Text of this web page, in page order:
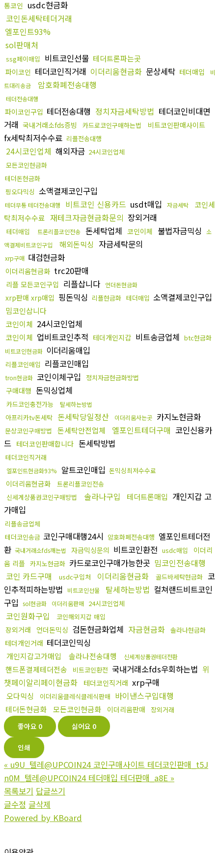
통코인 usdc현금화
코인돈세탁테더거래
엘포인트93%
sol판매처
ssg페이매입 비트코인선물 테더트론파는곳
파이코인 테더코인직거래 이더리움현금화 문상세탁 테더매입
비
트대리송금
암호화폐전송대행
테더전송대행
파이코인구입 테더전송대행 정치자금세탁방법 테더코인비대면
거래 국내거래소fds증빙 카드로코인구매하는법 비트코인판매사이트
fx세탁최저수수료 리플전송대행
24시코인업체 해외자금 24시코인업체
모든코인현금화
테더돈현금화
핑오다믹싱 소액결제코인구입
테더무통 테더전송대행 비트코인 신용카드 usdt매입 자금세탁
코인세
탁최저수수료 재테크자금현금화문의 장외거래
테더매입 트론리플코인전송 돈세탁업체 코인이체 불법자금믹싱
소
액결제비트코인구입
해외돈믹싱 자금세탁문의
xrp구매 대검현금화
이더리움현금화 trc20판매
리플 모든코인구입 리플삽니다 언더돈현금화
xrp판매 xrp매입 핑돈믹싱 리플현금화 테더매입 소액결제코인구입
밈코인삽니다
코인이체 24시코인업체
코인이체 업비트코인추적 테더개인지갑 비트송금업체 btc현금화
비트코인현금화 이더리움매입
리플코인매입 리플코인매입
tron현금화 코인이체구입 정치자금현금화방법
구매대행 돈믹싱업체
카드코인충전가능 탈세하는방법
아프리카tv돈세탁 돈세탁당일정산 이더리움사는곳 카지노현금화
문상코인구매방법 돈세탁안전업체 엘포인트테더구매 코인신용카
드 테더코인판매합니다 돈세탁방법
테더코인직거래
엘포인트현금화93% 알트코인매입 돈믹싱최저수수료
이더리움현금화
트론리플코인전송
신세계상품권코인구매방법
솔라나구입 테더트론매입 개인지갑 고
가매입
리플송금업체
테더코인송금 코인구매대행24시 암호화폐전송대행 엘포인트테더전
환 국내거래소fds깨는법 자금믹싱문의 비트코인환전 usdc매입
이더리
움 리플 카지노현금화 카드로코인구매가능한곳 밈코인전송대행
코인 카드구매
usdc구입처 이더리움현금화 골드바세탁현금화 코
인추적피하는방법
비트코인선물 탈세하는방법 컬쳐랜드비트코인
구입 sol현금화 이더리움판매 24시코인업체
코인원화구입 코인해외지갑 매입
장외거래 언더돈믹싱 검돈현금화업체 자금현금화 솔라나현금화
테더개인거래 테더코인믹싱
개인지갑고가매입 솔라나전송대행 신세계상품권테더전환
핸드폰결제테더전송 비트코인환전 국내거래소fds우회하는법 위
챗페이알리페이현금화
테더코인직거래 xrp구매
오다믹싱 이더리움클레식클레식판매 바이낸스구입대행
테더돈현금화 모든코인현금화 이더리움판매 장외거래
좋아요 0 싫어요 0
인쇄
« u9U_텔레@UPCOIN24 코인구매사이트 테더코인판매_t5J
n0M_텔레@UPCOIN24 테더매입 테더판매_a8E »
목록보기 답글쓰기
글수정 글삭제
Powered by KBoard